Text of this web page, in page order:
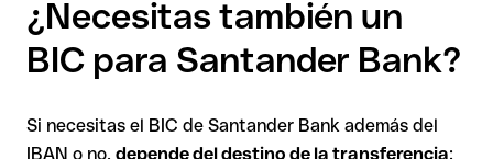
¿Necesitas también un
BIC para Santander Bank?
Si necesitas el BIC de Santander Bank además del
IBAN o no, depende del destino de la transferencia: